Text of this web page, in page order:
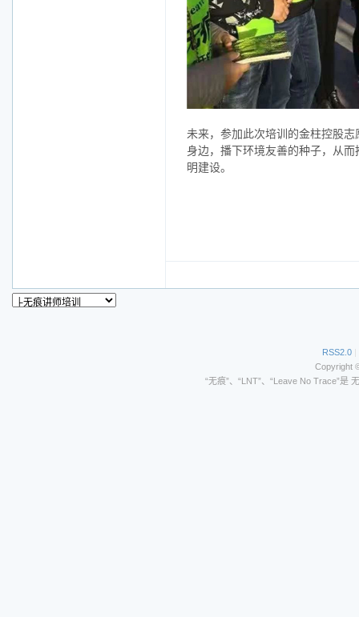
未来，参加此次培训的金柱控股
身边，播下环境友善的种子，从
明建设。
RSS2.0 |
Copyright
“无痕”、“LNT”、“Leave No Trace”是